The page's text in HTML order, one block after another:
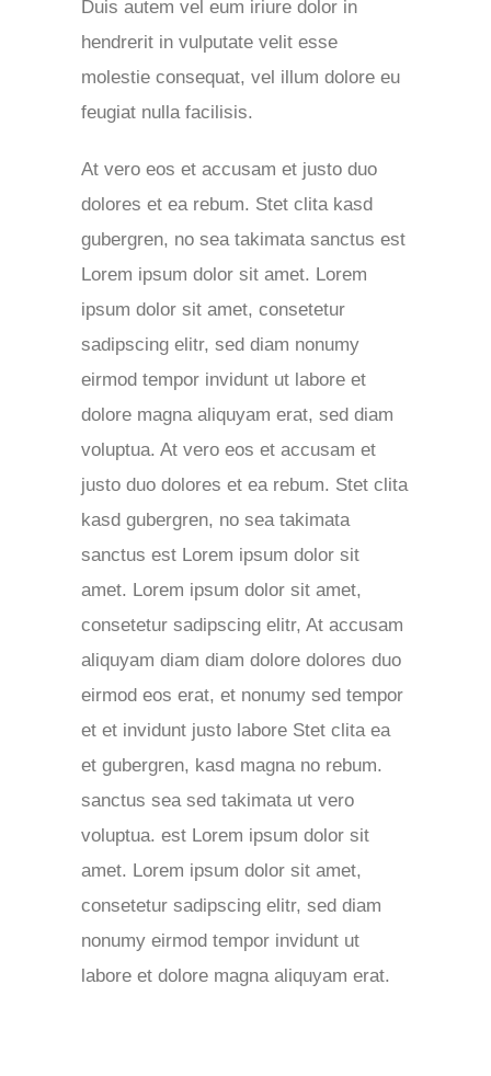
Duis autem vel eum iriure dolor in
hendrerit in vulputate velit esse
molestie consequat, vel illum dolore eu
feugiat nulla facilisis.
At vero eos et accusam et justo duo
dolores et ea rebum. Stet clita kasd
gubergren, no sea takimata sanctus est
Lorem ipsum dolor sit amet. Lorem
ipsum dolor sit amet, consetetur
sadipscing elitr, sed diam nonumy
eirmod tempor invidunt ut labore et
dolore magna aliquyam erat, sed diam
voluptua. At vero eos et accusam et
justo duo dolores et ea rebum. Stet clita
kasd gubergren, no sea takimata
sanctus est Lorem ipsum dolor sit
amet. Lorem ipsum dolor sit amet,
consetetur sadipscing elitr, At accusam
aliquyam diam diam dolore dolores duo
eirmod eos erat, et nonumy sed tempor
et et invidunt justo labore Stet clita ea
et gubergren, kasd magna no rebum.
sanctus sea sed takimata ut vero
voluptua. est Lorem ipsum dolor sit
amet. Lorem ipsum dolor sit amet,
consetetur sadipscing elitr, sed diam
nonumy eirmod tempor invidunt ut
labore et dolore magna aliquyam erat.